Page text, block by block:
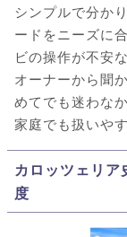
シンプルで分か
ードをニーズに
ビの操作が不安
オーナーから聞
めてでも迷わな
家庭でも扱いや
カロッツェリ
度